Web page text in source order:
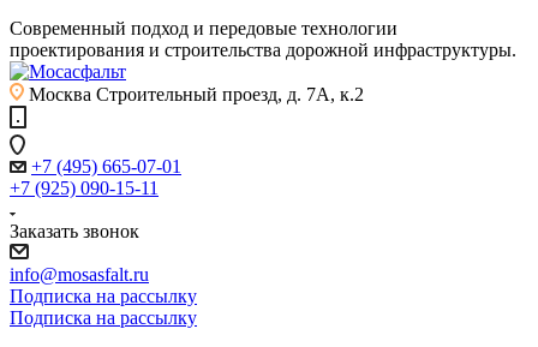
Современный подход и передовые технологии
проектирования и строительства дорожной инфраструктуры.
Москва Строительный проезд, д. 7А, к.2
+7 (495) 665-07-01
+7 (925) 090-15-11
Заказать звонок
info@mosasfalt.ru
Подписка на рассылку
Подписка на рассылку